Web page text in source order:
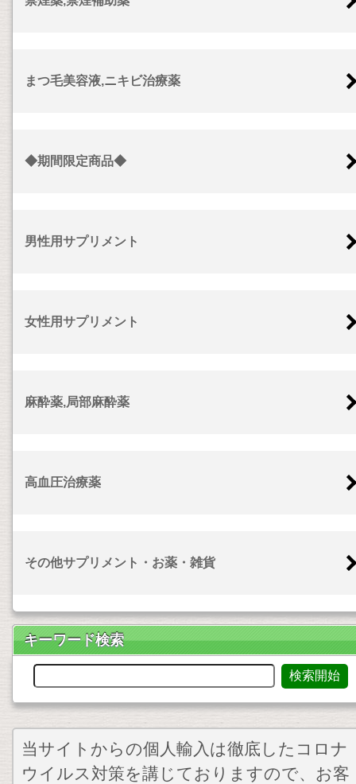
まつ毛美容液,ニキビ治療薬
◆期間限定商品◆
男性用サプリメント
女性用サプリメント
麻酔薬,局部麻酔薬
高血圧治療薬
その他サプリメント・お薬・雑貨
キーワード検索
当サイトからの個人輸入は徹底したコロナ
ウイルス対策を講じておりますので、お客